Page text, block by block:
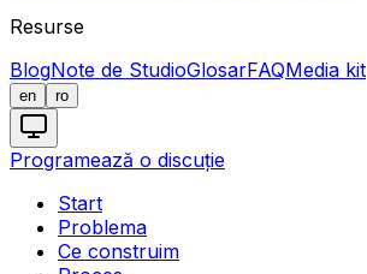
Resurse
BlogNote de StudioGlosarFAQMedia kit
en ro
Programează o discuție
Start
Problema
Ce construim